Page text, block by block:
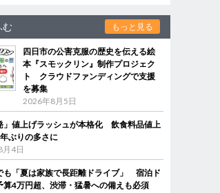
む もっと見る
四日市の公害克服の歴史を伝える絵
本『スモックリン』制作プロジェク
ト クラウドファンディングで支援
を募集
2026年8月5日
」値上げラッシュが本格化 飲食料品値上
ぶりの多さに
4日
も「夏は家族で長距離ドライブ」 宿泊ド
算4万円超、渋滞・猛暑への備えも必須